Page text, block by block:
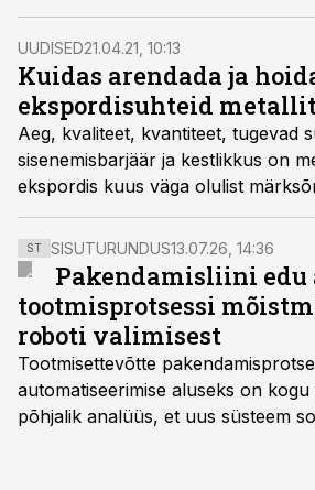
kliendid välisturgudel peaks me
toime tulla muutlikus keskkonnas?
rahvusvahelises äriarenduses
tunne, et edasi ei jaksa.
UUDISED21.04.21, 10:13
Kuidas arendada ja
ekspordisuhteid
Aeg, kvaliteet, kvantiteet, tugevad
sisenemisbarjäär ja kestlikkus on
ekspordis kuus väga olulist
muutunud ekspordi­suhtluse võlu
kriisis, kirjutab koolitaja ja
Linnamäe.
ST SISUTURUNDUS13.07.26, 14:36
Pakendamisliini edu
tootmisprotsessi
roboti valimisest
Tootmisettevõtte
automatiseerimise aluseks on
põhjalik analüüs, et uus süsteem